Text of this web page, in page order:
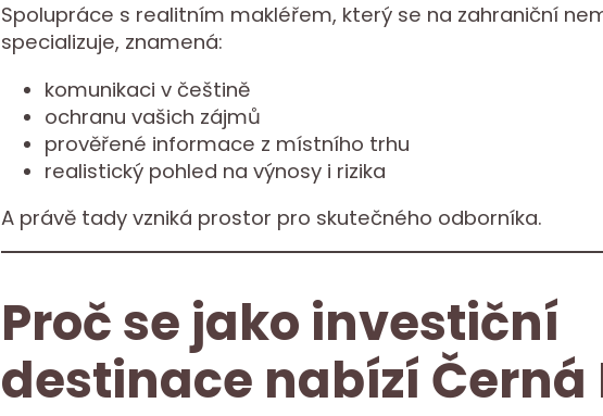
Spolupráce s realitním makléřem, který se na zahraniční
specializuje, znamená:
komunikaci v češtině
ochranu vašich zájmů
prověřené informace z místního trhu
realistický pohled na výnosy i rizika
A právě tady vzniká prostor pro skutečného odborníka.
Proč se jako investiční
destinace nabízí Černá